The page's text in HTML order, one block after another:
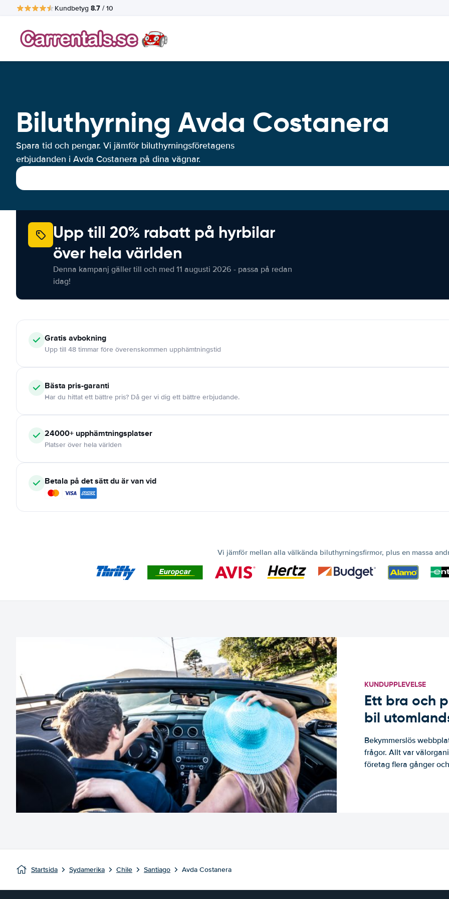
Kundbetyg 8.7 / 10
Biluthyrning Avda Costanera
Spara tid och pengar. Vi jämför biluthyrningsföretagens
erbjudanden i Avda Costanera på dina vägnar.
Upp till 20% rabatt på hyrbilar
över hela världen
Denna kampanj gäller till och med 11 augusti 2026 - passa på redan
idag!
Gratis avbokning
Upp till 48 timmar före överenskommen upphämtningstid
Bästa pris-garanti
Har du hittat ett bättre pris? Då ger vi dig ett bättre erbjudande.
24000+ upphämtningsplatser
Platser över hela världen
Betala på det sätt du är van vid
Vi jämför mellan alla välkända biluthyrningsfirmor, plus en massa
KUNDUPPLEVELSE
Ett bra och
bil
Bekymmerslös
frågor. Allt var
företag flera gånger
Startsida Sydamerika Chile Santiago Avda Costanera